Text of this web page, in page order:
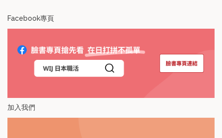
Facebook專頁
加入我們